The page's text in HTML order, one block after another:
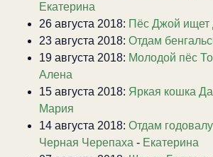
Екатерина
26 августа 2018: Пёс Джой ищет
23 августа 2018: Отдам
19 августа 2018: Молодой пёс
Алена
15 августа 2018: Яркая кошка
Мария
14 августа 2018: Отдам
Черная Черепаха - Екатерина